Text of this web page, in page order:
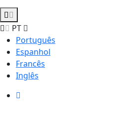
PT
Português
Espanhol
Francês
Inglês